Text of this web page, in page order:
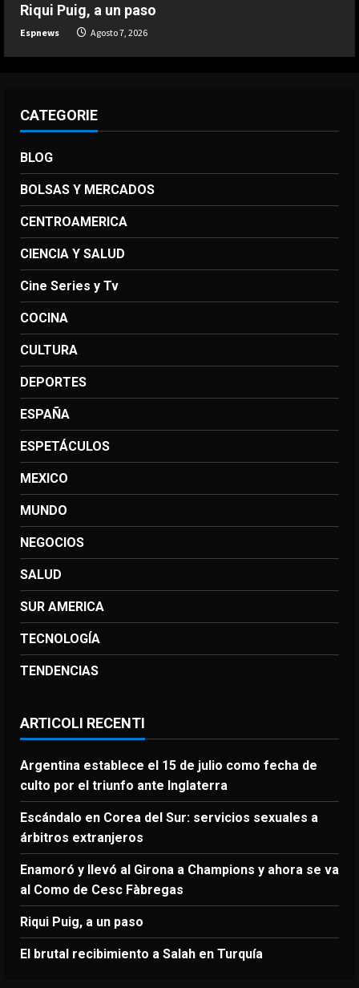
Turquía
Agosto 7, 2026
Riqui Puig, a un paso
Espnews Agosto 7, 2026
CATEGORIE
BLOG
BOLSAS Y MERCADOS
CENTROAMERICA
CIENCIA Y SALUD
Cine Series y Tv
COCINA
CULTURA
DEPORTES
ESPAÑA
ESPETÁCULOS
MEXICO
MUNDO
NEGOCIOS
SALUD
SUR AMERICA
TECNOLOGÍA
TENDENCIAS
ARTICOLI RECENTI
Argentina establece el 15 de julio como fecha de
culto por el triunfo ante Inglaterra
Escándalo en Corea del Sur: servicios sexuales a
árbitros extranjeros
Enamoró y llevó al Girona a Champions y ahora se va
al Como de Cesc Fàbregas
Riqui Puig, a un paso
El brutal recibimiento a Salah en Turquía